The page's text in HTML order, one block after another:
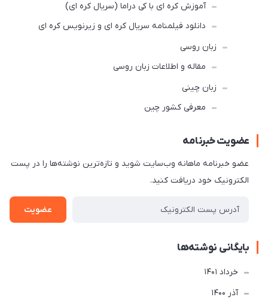
آموزش کره ای با کی دراما (سریال کره ای)
دانلود فیلمنامه سریال کره ای و زیرنویس کره ای
زبان روسی
مقاله و اطلاعات زبان روسی
زبان چینی
معرفی کشور چین
عضویت خبرنامه
عضو خبرنامه ماهانه وب‌سایت شوید و تازه‌ترین نوشته‌ها را در پست
الکترونیک خود دریافت کنید.
عضویت
بایگانی نوشته‌ها
خرداد 1401
آذر 1400